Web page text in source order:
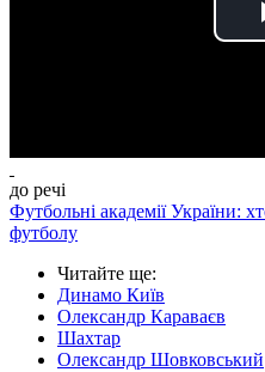
до речі
Футбольні академії України:
футболу
Читайте ще:
Динамо Київ
Олександр Караваєв
Шахтар
Олександр Шовковський